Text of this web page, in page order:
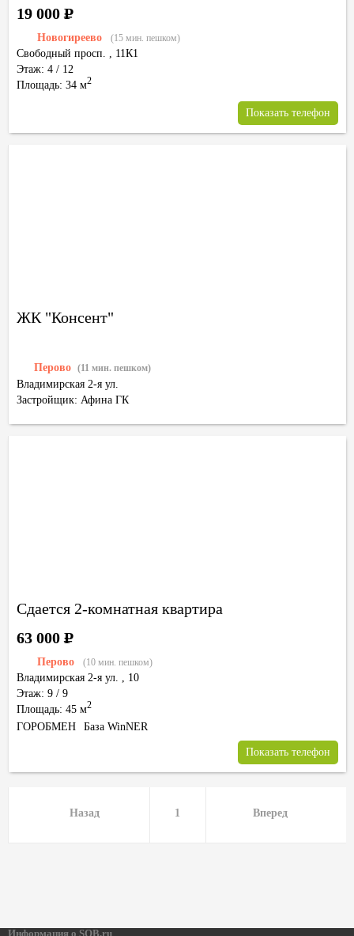
Новогиреево (15 мин. пешком)
Свободный просп. , 11К1
Этаж: 4 / 12
Площадь: 34 м2
19 000Р
Показать телефон
ЖК "Консент"
Перово (11 мин. пешком)
Владимирская 2-я ул.
Застройщик: Афина ГК
Сдается 2-комнатная квартира
Перово (10 мин. пешком)
Владимирская 2-я ул. , 10
Этаж: 9 / 9
Площадь: 45 м2
63 000Р
ГОРОБМЕН База WinNER
Показать телефон
Назад 1 Вперед
Информация о SOB.ru